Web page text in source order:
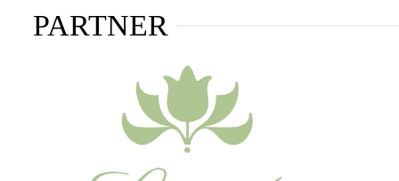
PARTNER